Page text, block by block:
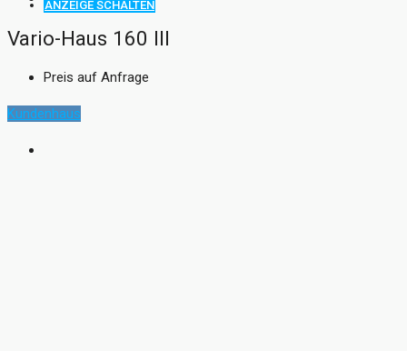
ANZEIGE SCHALTEN
Vario-Haus 160 III
Preis auf Anfrage
Kundenhaus